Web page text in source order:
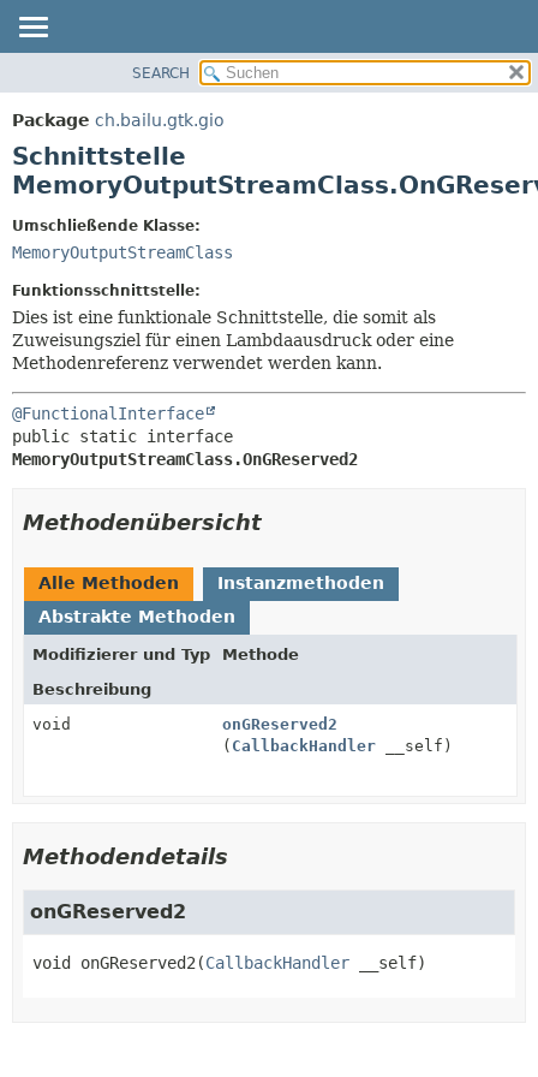
PACKAGE
KLASSE
BAUM
INDEX
KONSTRUKTOR
METHODE
SEARCH
Package ch.bailu.gtk.gio
Schnittstelle
Umschließende Klasse:
MemoryOutputStreamClass
Funktionsschnittstelle:
Dies ist eine funktionale Schnittstelle, die somit als
Zuweisungsziel für einen Lambdaausdruck oder eine
Methodenreferenz verwendet werden kann.
@FunctionalInterface
MemoryOutputStreamClass.OnGReserved2
Methodenübersicht
Alle Methoden
Instanzmethoden
Abstrakte Methoden
Modifizierer und Typ
Methode
Beschreibung
void
onGReserved2
( CallbackHandler __self)
Methodendetails
onGReserved2
void onGReserved2 (CallbackHandler __self)